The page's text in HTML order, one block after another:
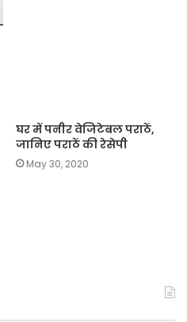
घर में पनीर वेजिटेबल पराठें,
जानिए पराठें की रेसेपी
May 30, 2020